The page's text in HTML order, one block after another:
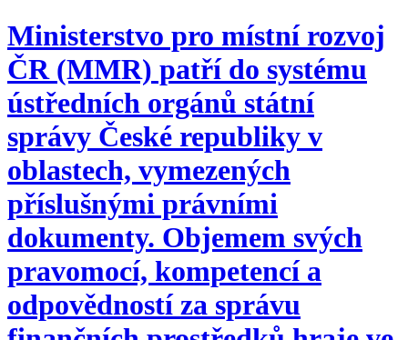
Ministerstvo pro místní rozvoj
ČR (MMR) patří do systému
ústředních orgánů státní
správy České republiky v
oblastech, vymezených
příslušnými právními
dokumenty. Objemem svých
pravomocí, kompetencí a
odpovědností za správu